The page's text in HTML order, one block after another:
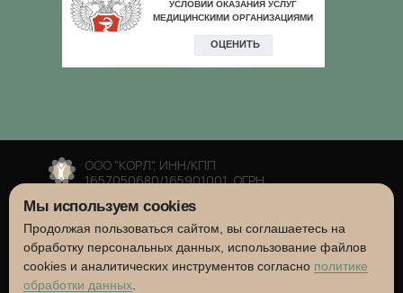
Мы используем cookies
Продолжая пользоваться сайтом, вы соглашаетесь на
обработку персональных данных, использование файлов
cookies и аналитических инструментов согласно политике
обработки данных
ООО "КОРЛ", ИНН/КПП
1657050680/165901001, ОГРН
Сайт носит информационный характер и не
является публичной офертой, согласно
Статье 437 (2) ГК РФ. Цены приведены, как
справочная информация и могут быть
изменены. Подробную информацию о
стоимости, сроках и условиях уточняйте по